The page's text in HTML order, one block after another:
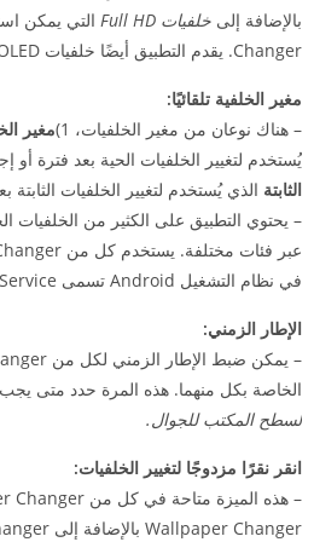
بالإضافة إلى خلفيات Full HD
Changer. يقدم التطبيق أيضًا خلفيات AMOLED.
مغير الخلفية تلقائيًا:
– هناك نوعان من مغير الخلفيات، 1)
مغير
يُستخدم لتغيير الخلفيات الحية بعد فترة أو
الثابتة الذي يُستخدم لتغيير الخلفيات
– يحتوي التطبيق على الكثير من الخلفيات
في نظام التشغيل Android تسمى LiveWallpaper Service.
الإطار الزمني:
الخاصة بكل منهما. هذه المرة حدد متى يجب
لسطح المكتب للجوال.
انقر نقرًا مزدوجًا لتغيير الخلفيات: